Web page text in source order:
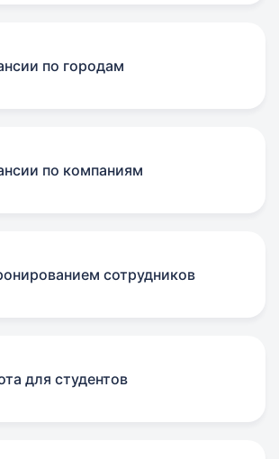
по городам
по компаниям
сотрудников
для студентов